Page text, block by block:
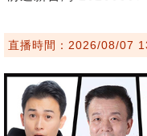
直播時間：2026/08/07